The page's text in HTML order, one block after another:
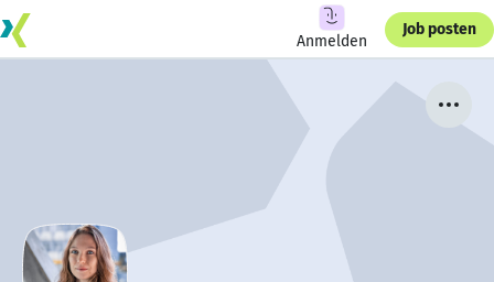
Anmelden
Job posten